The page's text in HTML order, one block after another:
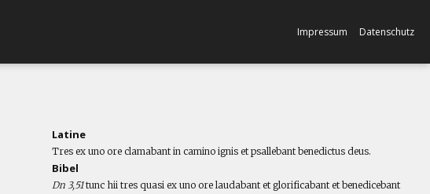
Impressum Datenschutz
Latine
Tres ex uno ore clamabant in camino ignis et psallebant benedictus deus.
Bibel
Dn 3,51tunc hii tres quasi ex uno ore laudabant et glorificabant et benedicebant